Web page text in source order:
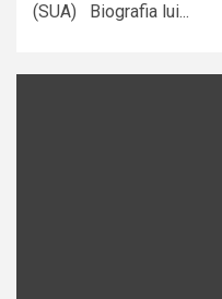
(SUA) Biografia lui...